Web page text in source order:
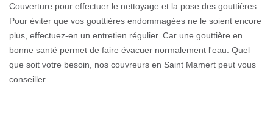
Couverture pour effectuer le nettoyage et la pose des gouttières.
Pour éviter que vos gouttières endommagées ne le soient encore
plus, effectuez-en un entretien régulier. Car une gouttière en
bonne santé permet de faire évacuer normalement l'eau. Quel
que soit votre besoin, nos couvreurs en Saint Mamert peut vous
conseiller.